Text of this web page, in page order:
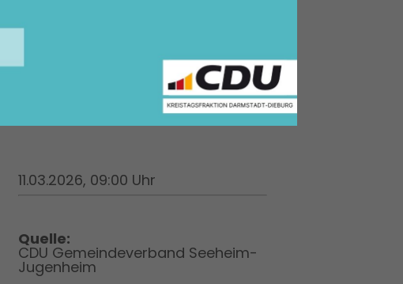
11.03.2026, 09:00 Uhr
Quelle:
CDU Gemeindeverband Seeheim-
Jugenheim